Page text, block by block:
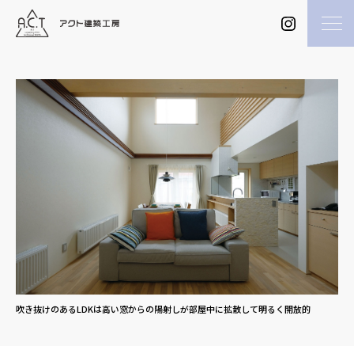
吹き抜けのあるLDKは高い窓からの陽射しが部屋中に拡散して明るく開放的